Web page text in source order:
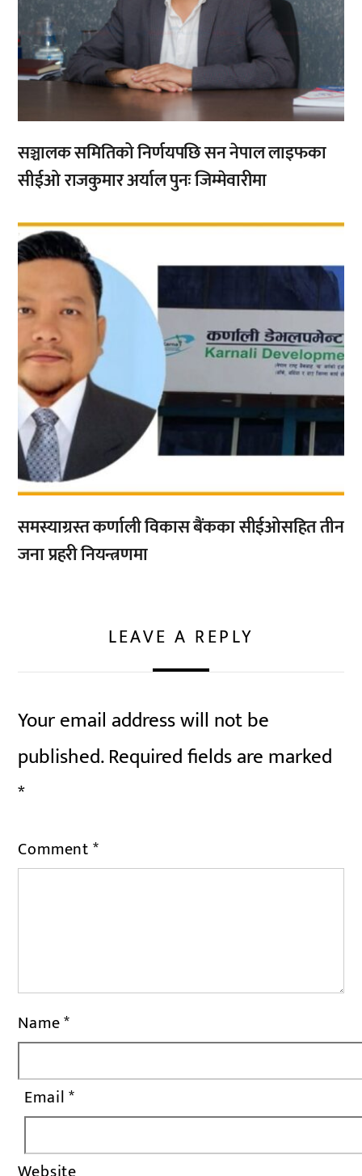
सञ्चालक समितिको निर्णयपछि सन नेपाल लाइफका
सीईओ राजकुमार अर्याल पुनः जिम्मेवारीमा
,
समस्याग्रस्त कर्णाली विकास बैंकका सीईओसहित तीन
जना प्रहरी नियन्त्रणमा
LEAVE A REPLY
Your email address will not be
published.Required fields are marked
*
Comment*
Name*
Email*